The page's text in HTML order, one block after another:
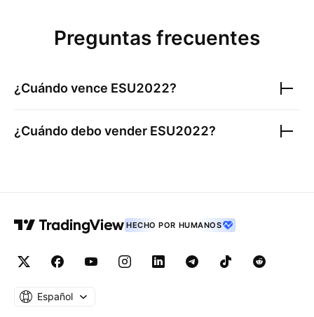
Preguntas frecuentes
¿Cuándo vence ESU2022?
¿Cuándo debo vender ESU2022?
HECHO POR HUMANOS
Español